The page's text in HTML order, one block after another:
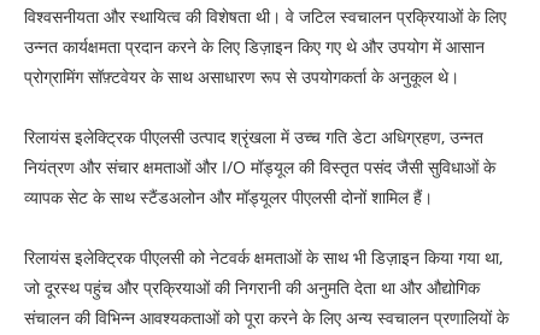
विश्वसनीयता और स्थायित्व की विशेषता थी। वे जटिल स्वचालन प्रक्रियाओं के लिए
उन्नत कार्यक्षमता प्रदान करने के लिए डिज़ाइन किए गए थे और उपयोग में आसान
प्रोग्रामिंग सॉफ़्टवेयर के साथ असाधारण रूप से उपयोगकर्ता के अनुकूल थे।
रिलायंस इलेक्ट्रिक पीएलसी उत्पाद श्रृंखला में उच्च गति डेटा अधिग्रहण, उन्नत
नियंत्रण और संचार क्षमताओं और I/O मॉड्यूल की विस्तृत पसंद जैसी सुविधाओं के
व्यापक सेट के साथ स्टैंडअलोन और मॉड्यूलर पीएलसी दोनों शामिल हैं।
रिलायंस इलेक्ट्रिक पीएलसी को नेटवर्क क्षमताओं के साथ भी डिज़ाइन किया गया था,
जो दूरस्थ पहुंच और प्रक्रियाओं की निगरानी की अनुमति देता था और औद्योगिक
संचालन की विभिन्न आवश्यकताओं को पूरा करने के लिए अन्य स्वचालन प्रणालियों के